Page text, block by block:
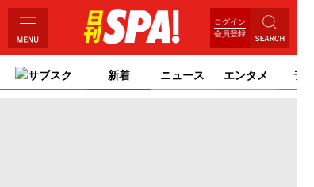
ログイン
会員登録
サブスク 新着 ニュース エンタメ ライ